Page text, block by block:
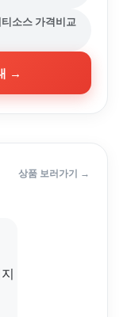
소스 가격비교
→
상품 보러가기 →